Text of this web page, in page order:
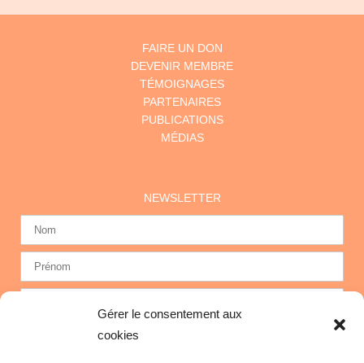
Gérer le consentement aux
cookies
FAIRE UN DON
DEVENIR MEMBRE
TÉMOIGNAGES
PARTENAIRES
PUBLICATIONS
MÉDIAS
NEWSLETTER